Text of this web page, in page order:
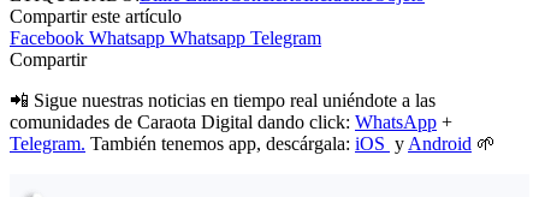
Compartir este artículo
Facebook Whatsapp Whatsapp Telegram
Compartir
📲 Sigue nuestras noticias en tiempo real uniéndote a las
comunidades de Caraota Digital dando click: WhatsApp +
Telegram. También tenemos app, descárgala: iOS y Android 🌱